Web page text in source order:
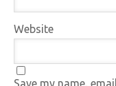
Website
Save my name,